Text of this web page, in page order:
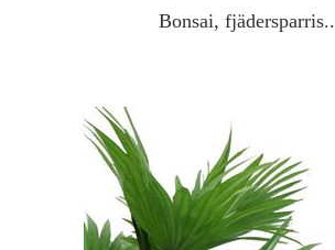
Bonsai, fjädersparris..